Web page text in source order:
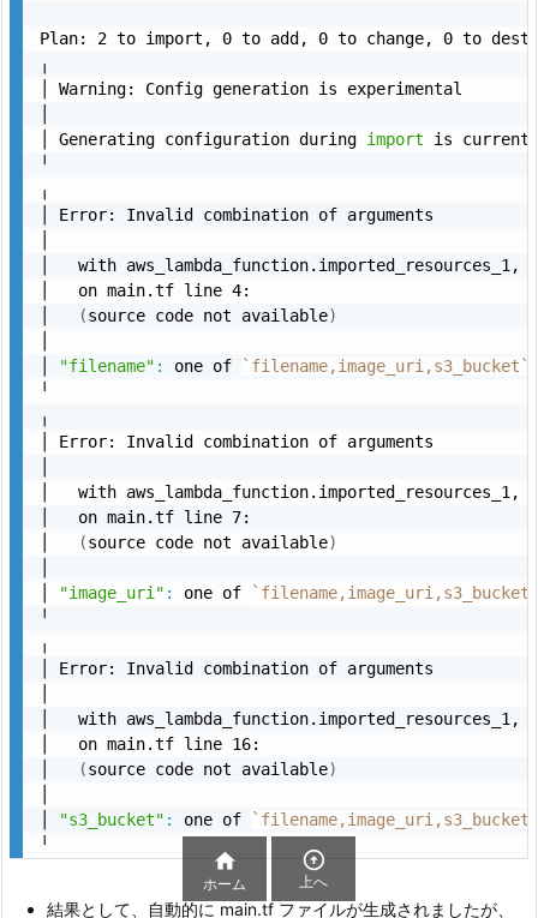
Plan: 2 to import, 0 to add, 0 to change, 0 to
╷
│ Warning: Config generation is experimental
│ Generating configuration during import is
╵
╷
│ Error: Invalid combination of arguments
│   with aws_lambda_function.imported_resources_1,
│   on main.tf line 4:
(source code not available)
"filename" : one of ` filename,image_uri,s3_bucket `
╵
╷
│ Error: Invalid combination of arguments
│   with aws_lambda_function.imported_resources_1,
│   on main.tf line 7:
(source code not available)
"image_uri" : one of ` filename,image_uri,s3_bucket
╵
╷
│ Error: Invalid combination of arguments
│   with aws_lambda_function.imported_resources_1,
│   on main.tf line 16:
(source code not available)
"s3_bucket" : one of ` filename,image_uri,s3_bucket
╵
結果として、自動的に main.tf ファイルが生成されましたが、

ホーム

上へ